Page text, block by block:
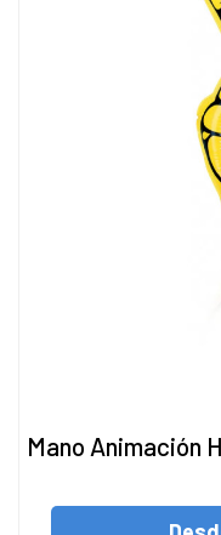
Mano Animación